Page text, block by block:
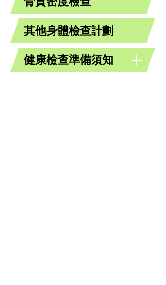
其他身體檢查計劃
健康檢查準備須知